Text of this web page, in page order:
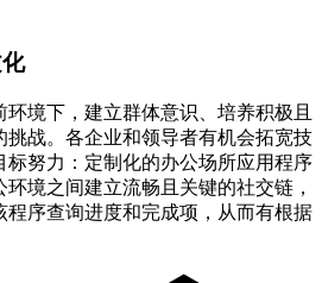
境下，建立群体意识、培养积极且
挑战。各企业和领导者有机会拓宽技
标努力：定制化的办公场所应用程序
境之间建立流畅且关键的社交链，
程序查询进度和完成项，从而有根据